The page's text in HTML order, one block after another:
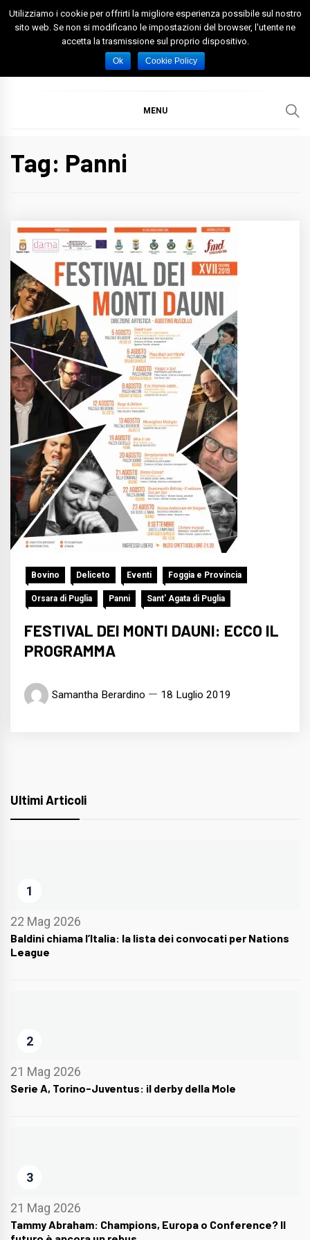
Skip
Spazio Foggia
Foggia News Calcio Eventi e Attività nella Capitanata
MENU
Tag: Panni
Bovino Deliceto Eventi Foggia e Provincia
Orsara di Puglia Panni Sant' Agata di Puglia
FESTIVAL DEI MONTI DAUNI: ECCO IL
PROGRAMMA
Samantha Berardino 18 Luglio 2019
Ultimi Articoli
1
22 Mag 2026
Baldini chiama l’Italia: la lista dei convocati per Nations
League
2
21 Mag 2026
Serie A, Torino-Juventus: il derby della Mole
3
21 Mag 2026
Tammy Abraham: Champions, Europa o Conference? Il
Utilizziamo i cookie per offrirti la migliore esperienza possibile sul nostro
sito web. Se non si modificano le impostazioni del browser, l'utente ne
accetta la trasmissione sul proprio dispositivo.
Ok Cookie Policy